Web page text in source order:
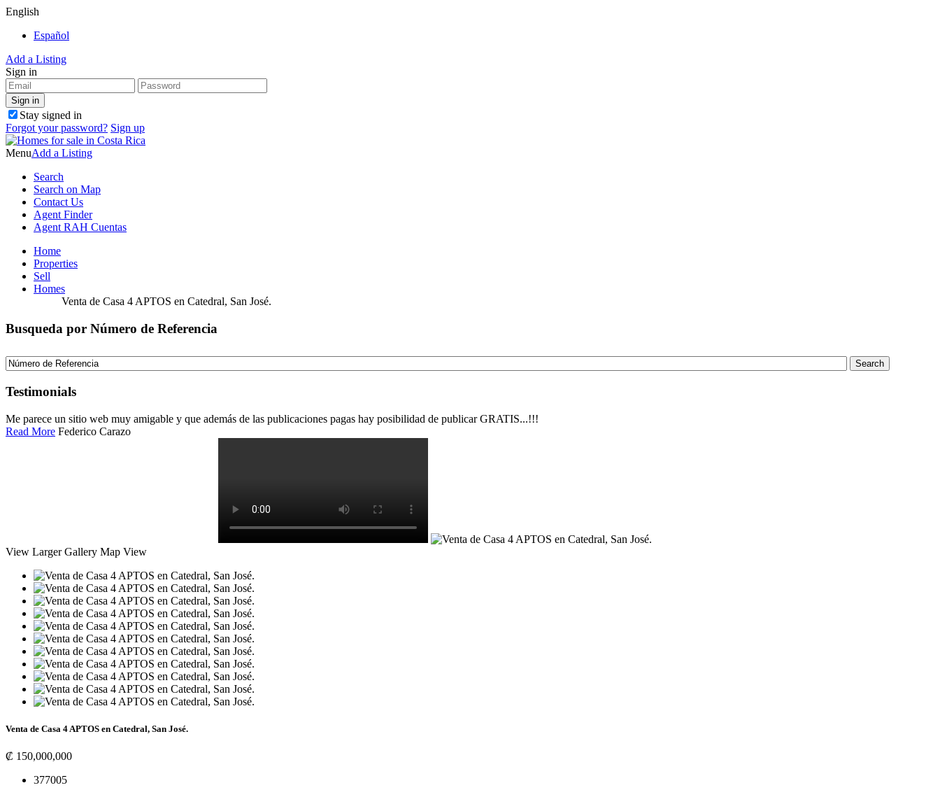
English
Español
Add a Listing
Sign in
Stay signed in
Forgot your password? Sign up
MenuAdd a Listing
Search
Search on Map
Contact Us
Agent Finder
Agent RAH Cuentas
Home
Properties
Sell
Homes
Venta de Casa 4 APTOS en Catedral, San José.
Busqueda por Número de Referencia
Testimonials
Me parece un sitio web muy amigable y que además de las publicaciones pagas hay posibilidad de publicar GRATIS...!!!
Read More Federico Carazo
View Larger Gallery Map View
Venta de Casa 4 APTOS en Catedral, San José.
₡ 150,000,000
377005